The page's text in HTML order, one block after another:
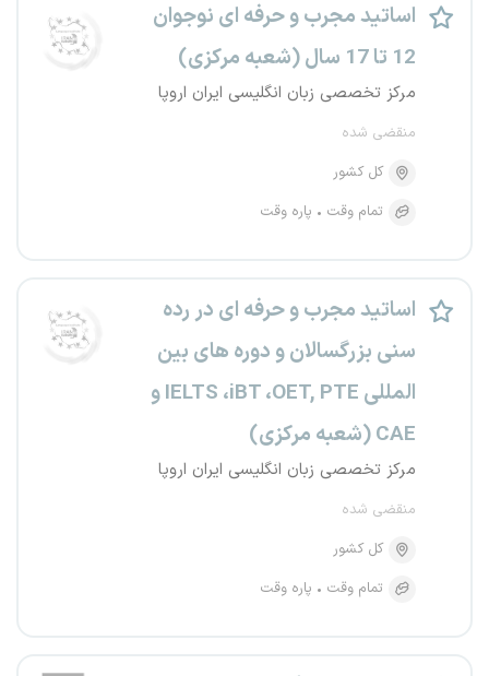
اساتید مجرب و حرفه ای نوجوان
12 تا 17 سال (شعبه مرکزی)
مرکز تخصصی زبان انگلیسی ایران اروپا
منقضی شده
کل کشور
تمام وقت
پاره وقت
اساتید مجرب و حرفه ای در رده
سنی بزرگسالان و دوره های بین
المللی IELTS ،iBT ،OET, PTE و
CAE (شعبه مرکزی)
مرکز تخصصی زبان انگلیسی ایران اروپا
منقضی شده
کل کشور
تمام وقت
پاره وقت